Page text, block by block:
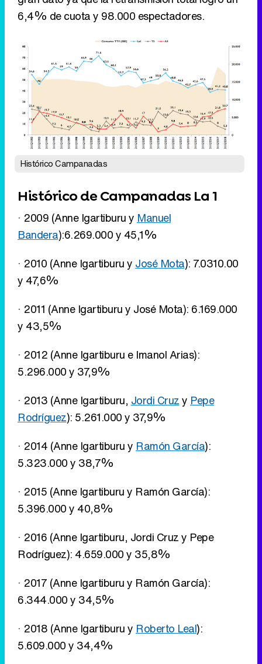
6,4% de cuota y 98.000 espectadores.
Histórico Campanadas
Histórico de Campanadas La 1
· 2009 (Anne Igartiburu y Manuel
Bandera):6.269.000 y 45,1%
· 2010 (Anne Igartiburu y José Mota): 7.0310.00
y 47,6%
· 2011 (Anne Igartiburu y José Mota): 6.169.000
y 43,5%
· 2012 (Anne Igartiburu e Imanol Arias):
5.296.000 y 37,9%
· 2013 (Anne Igartiburu, Jordi Cruzy Pepe
Rodríguez): 5.261.000 y 37,9%
· 2014 (Anne Igartiburu y Ramón García):
5.323.000 y 38,7%
· 2015 (Anne Igartiburu y Ramón García):
5.396.000 y 40,8%
· 2016 (Anne Igartiburu, Jordi Cruz y Pepe
Rodríguez): 4.659.000 y 35,8%
· 2017 (Anne Igartiburu y Ramón García):
6.344.000 y 34,5%
· 2018 (Anne Igartiburu y Roberto Leal):
5.609.000 y 34,4%